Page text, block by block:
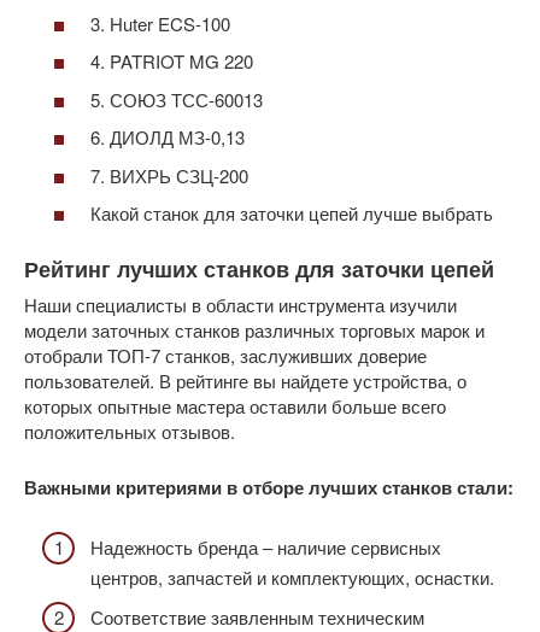
3. Huter ECS-100
4. PATRIOT MG 220
5. СОЮЗ ТСС-60013
6. ДИОЛД МЗ-0,13
7. ВИХРЬ СЗЦ-200
Какой станок для заточки цепей лучше выбрать
Рейтинг лучших станков для заточки цепей
Наши специалисты в области инструмента изучили
модели заточных станков различных торговых марок и
отобрали ТОП-7 станков, заслуживших доверие
пользователей. В рейтинге вы найдете устройства, о
которых опытные мастера оставили больше всего
положительных отзывов.
Важными критериями в отборе лучших станков стали:
Надежность бренда – наличие сервисных
центров, запчастей и комплектующих, оснастки.
Соответствие заявленным техническим